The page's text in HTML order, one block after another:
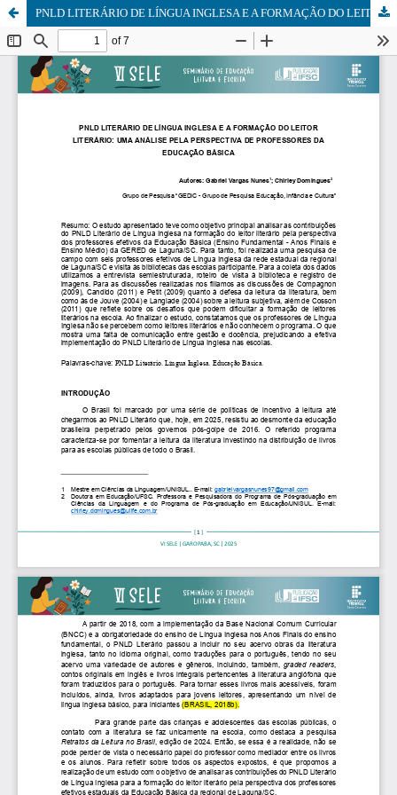
PNLD LITERÁRIO DE LÍNGUA INGLESA E A FORMAÇÃO DO LEITOR LITERÁRIO: